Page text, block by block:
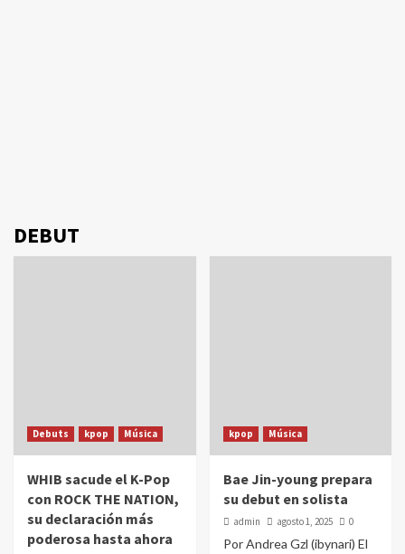
DEBUT
Debuts kpop Música
WHIB sacude el K-Pop
con ROCK THE NATION,
su declaración más
poderosa hasta ahora
kpop Música
Bae Jin-young prepara
su debut en solista
admin agosto 1, 2025 0
Por Andrea Gzl (ibynari) El